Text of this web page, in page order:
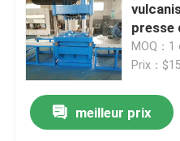
presse
faisant
MOQ：
Prix：
meilleur prix